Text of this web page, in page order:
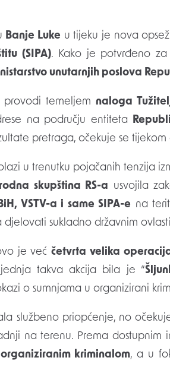
Banje Luke u tijeku je nova
(SIPA). Kako je potvrđeno
unutarnjih poslova
provodi temeljem naloga
na području entiteta
pretraga, očekuje se tijekom
u trenutku pojačanih tenzija
skupština RS-a usvojila
VSTV-a i same SIPA-e na
djelovati sukladno državnim
je većčetvrta velika
takva akcija bila je “
o sumnjama u organizirani
službeno priopćenje, no
na terenu. Prema dostupnim
kriminalom, a u